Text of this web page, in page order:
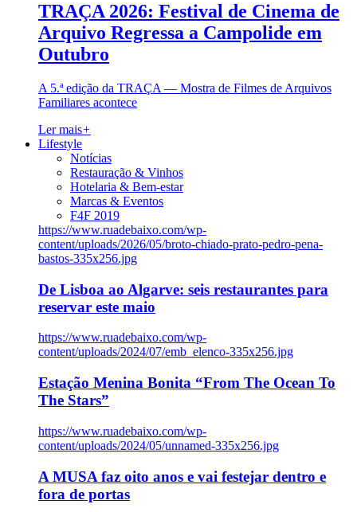
TRAÇA 2026: Festival de Cinema de
Arquivo Regressa a Campolide em
Outubro
A 5.ª edição da TRAÇA — Mostra de Filmes de Arquivos
Familiares acontece
Ler mais+
Lifestyle
Notícias
Restauração & Vinhos
Hotelaria & Bem-estar
Marcas & Eventos
F4F 2019
https://www.ruadebaixo.com/wp-
content/uploads/2026/05/broto-chiado-prato-pedro-pena-
bastos-335x256.jpg
De Lisboa ao Algarve: seis restaurantes para
reservar este maio
https://www.ruadebaixo.com/wp-
content/uploads/2024/07/emb_elenco-335x256.jpg
Estação Menina Bonita “From The Ocean To
The Stars”
https://www.ruadebaixo.com/wp-
content/uploads/2024/05/unnamed-335x256.jpg
A MUSA faz oito anos e vai festejar dentro e
fora de portas